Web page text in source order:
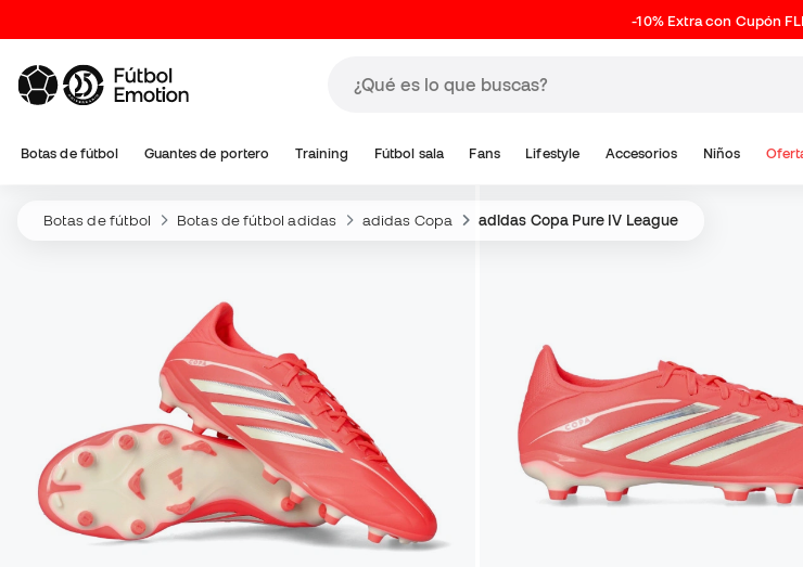
-10% Extra con Cupón
Botas de fútbol Guantes de portero Training Fútbol sala Fans Lifestyle Accesorios Niños
Botas de fútbol Botas de fútbol adidas adidas Copa adidas Copa Pure IV League